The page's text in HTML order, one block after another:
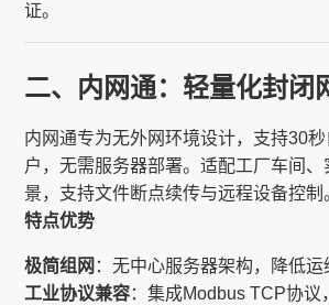
证。
二、内网通：轻量化封闭
内网通专为无外网环境设计，支持30
户，无需服务器部署。适配工厂车间
景，支持文件断点续传与远程设备控制
特点优势
极简组网 ：无中心服务器架构，降低运
工业协议兼容：集成Modbus TCP协